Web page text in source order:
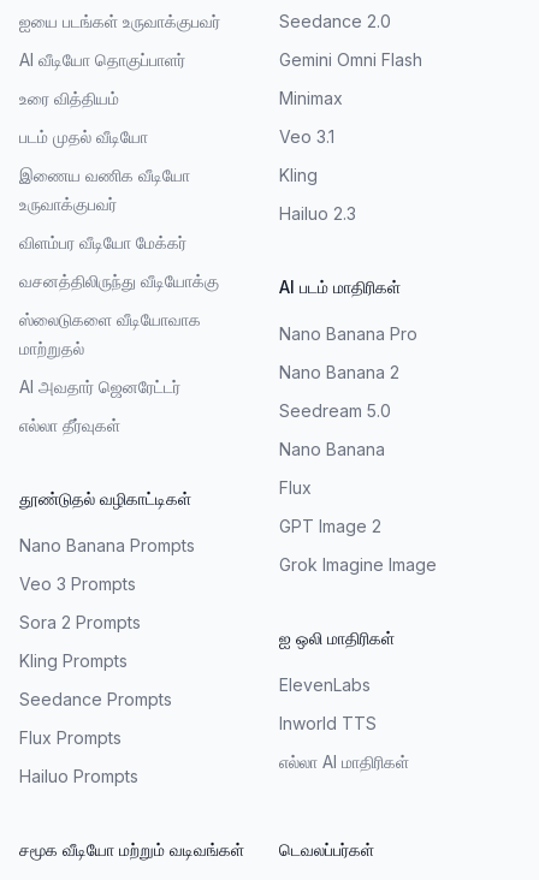
ஐயை படங்கள் உருவாக்குபவர்
AI வீடியோ தொகுப்பாளர்
உரை வித்தியம்
படம் முதல் வீடியோ
இணைய வணிக வீடியோ
உருவாக்குபவர்
விளம்பர வீடியோ மேக்கர்
வசனத்திலிருந்து வீடியோக்கு
ஸ்லைடுகளை வீடியோவாக
மாற்றுதல்
AI அவதார் ஜெனரேட்டர்
எல்லா தீர்வுகள்
தூண்டுதல் வழிகாட்டிகள்
Nano Banana Prompts
Veo 3 Prompts
Sora 2 Prompts
Kling Prompts
Seedance Prompts
Flux Prompts
Hailuo Prompts
Seedance 2.0
Gemini Omni Flash
Minimax
Veo 3.1
Kling
Hailuo 2.3
AI படம் மாதிரிகள்
Nano Banana Pro
Nano Banana 2
Seedream 5.0
Nano Banana
Flux
GPT Image 2
Grok Imagine Image
ஐ ஒலி மாதிரிகள்
ElevenLabs
Inworld TTS
எல்லா AI மாதிரிகள்
சமூக வீடியோ மற்றும் வடிவங்கள் டெவலப்பர்கள்